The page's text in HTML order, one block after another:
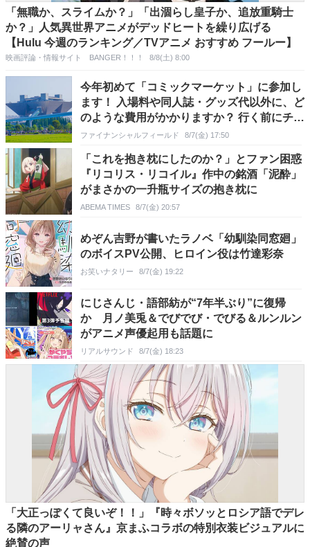
「無職か、スライムか？」「出涸らし皇子か、追放重騎士
か？」人気異世界アニメがデッドヒートを繰り広げる
【Hulu 今週のランキング／TVアニメ おすすめ フールー】
映画評論・情報サイト BANGER！！！ 8/8(土) 8:00
今年初めて「コミックマーケット」に参加し
ます！ 入場料や同人誌・グッズ代以外に、ど
のような費用がかかりますか？ 行く前にチェ
ックしておきたい、交通費・食費・暑さ対策
ファイナンシャルフィールド 8/7(金) 17:50
「これを抱き枕にしたのか？」とファン困惑
『リコリス・リコイル』作中の銘酒「泥酔」
がまさかの一升瓶サイズの抱き枕に
ABEMA TIMES 8/7(金) 20:57
めぞん吉野が書いたラノベ「幼馴染同窓廻」
のボイスPV公開、ヒロイン役は竹達彩奈
お笑いナタリー 8/7(金) 19:22
にじさんじ・語部紡が“7年半ぶり”に復帰
か 月ノ美兎＆でびでび・でびる＆ルンルン
がアニメ声優起用も話題に
リアルサウンド 8/7(金) 18:23
「大正っぽくて良いぞ！！」『時々ボソッとロシア語でデレ
る隣のアーリャさん』京まふコラボの特別衣装ビジュアルに
絶賛の声